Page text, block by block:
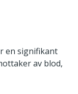
en signifikant
av blod,